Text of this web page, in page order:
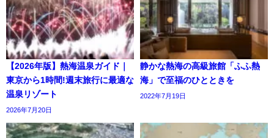
【2026年版】熱海温泉ガイド｜
東京から1時間!週末旅行に最適な
温泉リゾート
2026年7月20日
静かな熱海の高級旅館「ふふ熱
海」で至福のひとときを
2022年7月19日